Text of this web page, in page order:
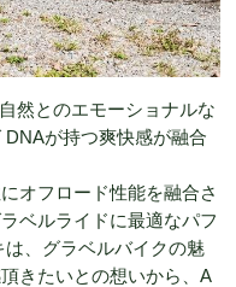
然とのエモーショナルな
が持つ爽快感が融合
オフロード性能を融合さ
ベルライドに最適なパフ
、グラベルバイクの魅
きたいとの想いから、A